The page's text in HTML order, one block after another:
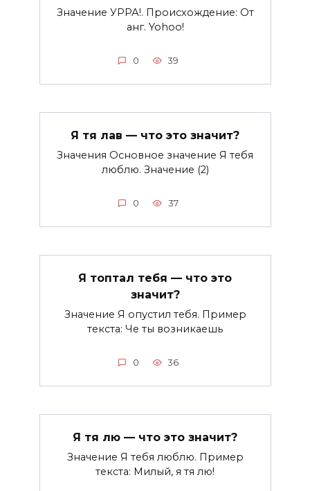
Значение УРРА!. Происхождение: От
анг. Yohoo!
0 39
Я тя лав — что это значит?
Значения Основное значение Я тебя
люблю. Значение (2)
0 37
Я топтал тебя — что это
значит?
Значение Я опустил тебя. Пример
текста: Че ты возникаешь
0 36
Я тя лю — что это значит?
Значение Я тебя люблю. Пример
текста: Милый, я тя лю!